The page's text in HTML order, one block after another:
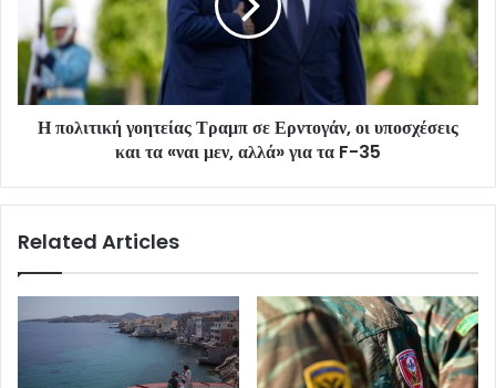
Η πολιτική γοητείας Τραμπ σε Ερντογάν, οι υποσχέσεις
και τα «ναι μεν, αλλά» για τα F-35
Related Articles